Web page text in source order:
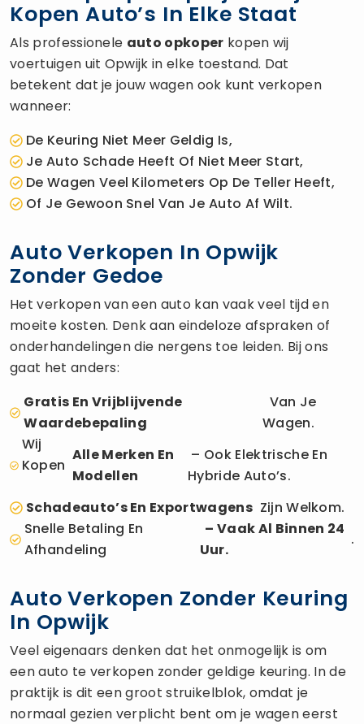
Kopen Auto’s In Elke Staat
Als professionele auto opkoper kopen wij
voertuigen uit Opwijk in elke toestand. Dat
betekent dat je jouw wagen ook kunt verkopen
wanneer:
De Keuring Niet Meer Geldig Is,
Je Auto Schade Heeft Of Niet Meer Start,
De Wagen Veel Kilometers Op De Teller Heeft,
Of Je Gewoon Snel Van Je Auto Af Wilt.
Auto Verkopen In Opwijk
Zonder Gedoe
Het verkopen van een auto kan vaak veel tijd en
moeite kosten. Denk aan eindeloze afspraken of
onderhandelingen die nergens toe leiden. Bij ons
gaat het anders:
Gratis En Vrijblijvende
Waardebepaling
Van Je
Wagen.
Wij
Kopen
Alle Merken En
Modellen
– Ook Elektrische En
Hybride Auto’s.
Schadeauto’s En ExportwagensZijn Welkom.
Snelle Betaling En
Afhandeling
– Vaak Al Binnen 24
Uur.
.
Auto Verkopen Zonder Keuring
In Opwijk
Veel eigenaars denken dat het onmogelijk is om
een auto te verkopen zonder geldige keuring. In de
praktijk is dit een groot struikelblok, omdat je
normaal gezien verplicht bent om je wagen eerst